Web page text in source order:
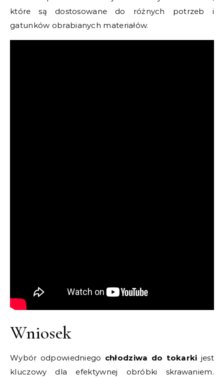
które są dostosowane do różnych potrzeb i
gatunków obrabianych materiałów.
Wniosek
Wybór odpowiedniego chłodziwa do tokarki jest
kluczowy dla efektywnej obróbki skrawaniem.